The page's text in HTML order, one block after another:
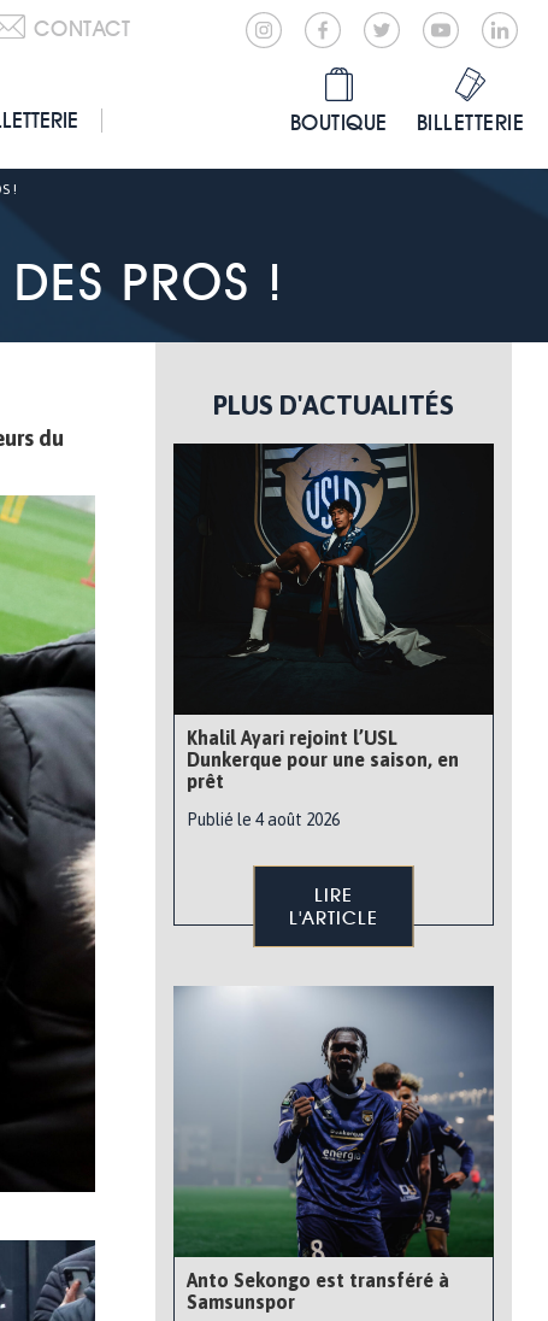
CONTACT
BOUTIQUE BILLETTERIE
!
PROS !
du
PLUS D'ACTUALITÉS
Khalil Ayari rejoint l’USL
Dunkerque pour une saison, en
prêt
Publié le 4 août 2026
LIRE
L'ARTICLE
Anto Sekongo est transféré à
Samsunspor